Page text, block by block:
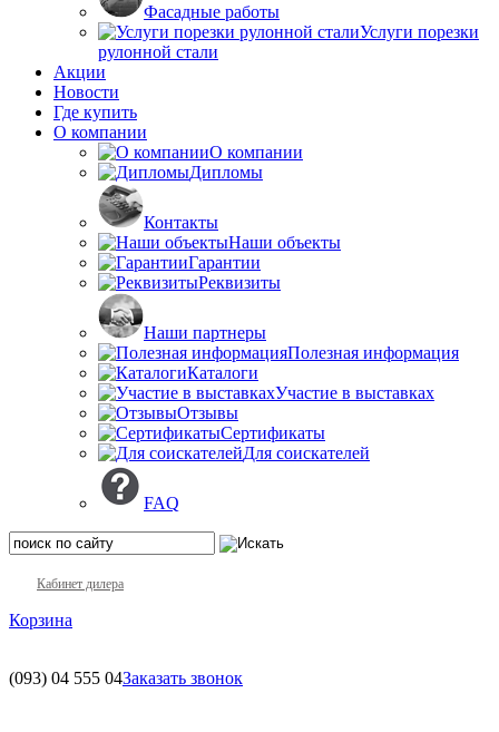
Фасадные работы
Услуги порезки
рулонной стали
Акции
Новости
Где купить
О компании
О компании
Дипломы
Контакты
Наши объекты
Гарантии
Реквизиты
Наши партнеры
Полезная информация
Каталоги
Участие в выставках
Отзывы
Сертификаты
Для соискателей
FAQ
Кабинет дилера
Корзина
(093) 04 555 04Заказать звонок